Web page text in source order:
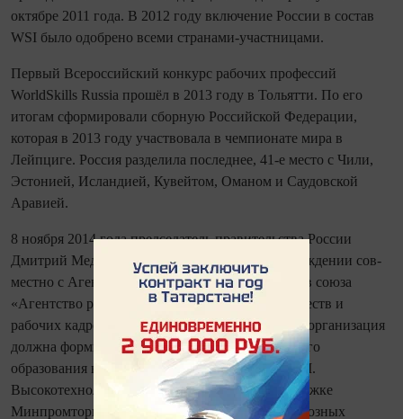
октябре 2011 года. В 2012 году включение России в состав
WSI было одобрено всеми странами‑участницами.
Первый Всероссийский конкурс рабочих профессий
WorldSkills Russia прошёл в 2013 году в Тольятти. По его
итогам сформировали сборную Российской Федерации,
которая в 2013 году участвовала в чем­пио­нате мира в
Лейпциге. Россия разделила последнее, 41‑е место с Чили,
Эстонией, Исландией, Кувейтом, Оманом и Саудовской
Аравией.
8 ноября 2014 года председатель правительства России
Дмитрий Медведев подписал документ об учреждении сов­
мест­но с Агентством стратегических инициатив союза
«Агентство развития профессио­нальных сообществ и
рабочих кадров «Ворлдскиллс Россия»». Новая организация
должна формировать систему профессио­нального
образования в соответствии со стандартами WSI.
Высокотехнологичные предприятия при поддержке
Минпромторга России основали чемпионат сквозных